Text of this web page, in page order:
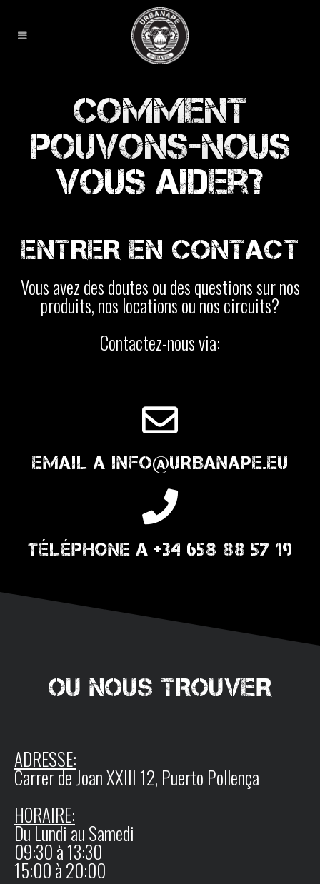
Comment
pouvons-nous
vous aider?
ENTRER EN CONTACT
Vous avez des doutes ou des questions sur nos
produits, nos locations ou nos circuits?
Contactez-nous via:
EMAIL A INFO@URBANAPE.EU
TÉLÉPHONE A +34 658 88 57 19
OU NOUS TROUVER
ADRESSE:
Carrer de Joan XXIII 12, Puerto Pollença
HORAIRE:
Du Lundi au Samedi
09:30 à 13:30
15:00 à 20:00